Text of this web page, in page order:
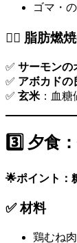
ゴマ・
🏃‍♂️ 脂肪燃
✅ サーモンの
✅ アボカドの
✅ 玄米 ：血
3️⃣ 夕食
🌟ポイント：
✅ 材料
鶏むね